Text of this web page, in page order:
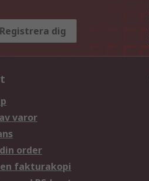
Registrera dig
varor
order
fakturakopi